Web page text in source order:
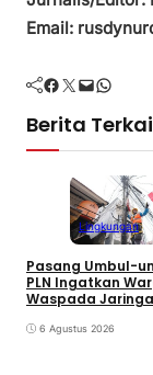
Email:
Facebook Twitter Mail WhatsApp
Berita
Lingkungan
Pasang Umbul-
PLN Ingatkan
Waspada
6 Agustus 2026